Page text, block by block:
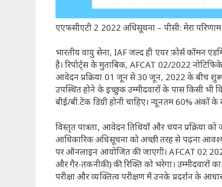
एएफसीएटी 2 2022 अधिसूचना – पीसी: मेरा
भारतीय वायु सेना, IAF जल्द ही एयर फ़ोर्स कॉमन
है। रिपोर्ट्स के मुताबिक, AFCAT 02/2022
आवेदन प्रक्रिया 01 जून से 30 जून, 2022 के बीच शुरू
उपस्थित होने के इच्छुक उम्मीदवारों के पास किसी भी
बीई/बी.टेक डिग्री होनी चाहिए। न्यूनतम 60% अंकों के
विस्तृत पात्रता, आवेदन तिथियों और चयन प्रक्रिया
आधिकारिक अधिसूचना को अच्छी तरह से पढ़ना
पर ऑनलाइन आयोजित की जाएगी। AFCAT 02
और गैर-तकनीकी) की रिक्ति को भरेगा।
परीक्षा और व्यक्तित्व परीक्षण में उनके प्रदर्शन के